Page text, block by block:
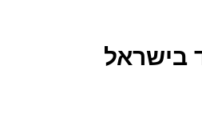
בישראל